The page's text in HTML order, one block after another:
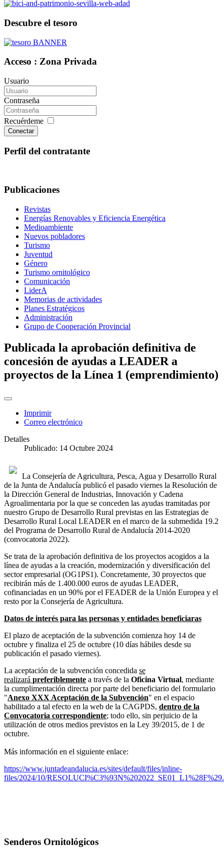
Descubre el tesoro
Acceso : Zona Privada
Usuario
Contraseña
Recuérdeme
Conectar
Perfil del contratante
Publicaciones
Revistas
Energías Renovables y Eficiencia Energética
Medioambiente
Nuevos pobladores
Turismo
Juventud
Género
Turismo ornitológico
Comunicación
LiderA
Memorias de actividades
Planes Estratégicos
Administración
Grupo de Cooperación Provincial
Publicada la aprobación definitiva de
concesión de ayudas a LEADER a
proyectos de la Línea 1 (emprendimiento)
Imprimir
Correo electrónico
Detalles
Publicado: 14 Octubre 2024
La Consejería de Agricultura, Pesca, Agua y Desarrollo Rural
de la Junta de Andalucía publicó el pasado viernes la Resolución de
la Dirección General de Industrias, Innovación y Cadena
Agroalimentaria por la que se conceden las ayudas tramitadas por
nuestro Grupo de Desarrollo Rural previstas en las Estrategias de
Desarrollo Rural Local LEADER en el marco de la submedida 19.2
del Programa de Desarrollo Rural de Andalucía 2014-2020
(convocatoria 2022).
Se trata de la aprobación definitiva de los proyectos acogidos a la
línea de ayudas a la creación, modernización y diversificación del
sector empresarial (OG1PS1). Concretamente, 30 proyectos que
recibirán más de 1.400.000 euros de ayudas LEADER,
cofinanciadas en un 90% por el FEADER de la Unión Europea y el
resto por la Consejería de Agricultura.
Datos de interés para las personas y entidades beneficiaras
El plazo de aceptación de la subvención comienza hoy 14 de
octubre y finaliza el 25 de octubre (10 días hábiles desde su
publicación el pasado viernes).
La aceptación de la subvención concedida se
realizará preferiblemente a través de la Oficina Virtual, mediante
la cumplimentación directa por parte del beneficiario del formulario
"Anexo XXX Aceptación de la Subvención" en el espacio
habilitado a tal efecto en la web de la CAGPDS, dentro de la
Convocatoria correspondiente; todo ello, sin perjuicio de la
utilización de otros medios previstos en la Ley 39/2015, de 1 de
octubre.
Más información en el siguiente enlace:
https://www.juntadeandalucia.es/sites/default/files/inline-
files/2024/10/
Senderos Ornitológicos